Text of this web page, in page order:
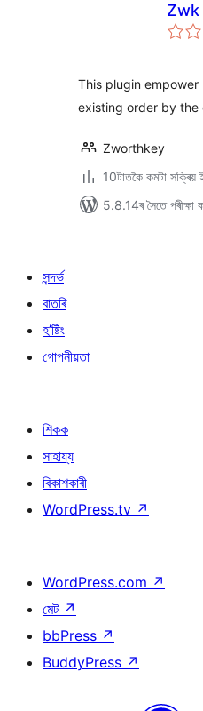
Zwk
This plugin
existing order by the
Zworthkey
10টাতকৈ কমটা সক্ৰিয়
5.8.14ৰ সৈতে পৰীক্ষা
সন্দৰ্ভ
বাতৰি
হ’ষ্টিং
গোপনীয়তা
শিকক
সাহায্য
বিকাশকাৰী
WordPress.tv ↗
WordPress.com ↗
মেট ↗
bbPress ↗
BuddyPress ↗